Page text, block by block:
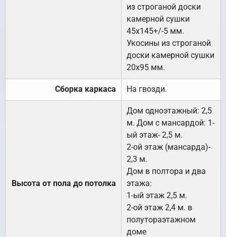
из строганой доски
камерной сушки
45х145+/-5 мм.
Укосины из строганой
доски камерной сушки
20х95 мм.
Сборка каркаса На гвозди.
Высота от пола до потолка
Дом одноэтажный: 2,5
м. Дом с мансардой: 1-
ый этаж- 2,5 м.
2-ой этаж (мансарда)-
2,3 м.
Дом в полтора и два
этажа:
1-ый этаж 2,5 м.
2-ой этаж 2,4 м. в
полутораэтажном
доме